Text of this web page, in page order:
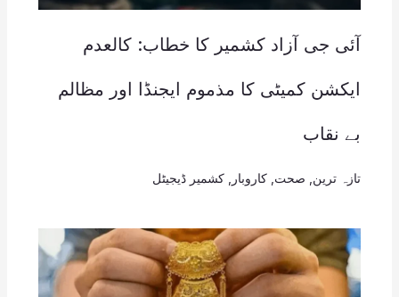
آئی جی آزاد کشمیر کا خطاب: کالعدم
ایکشن کمیٹی کا مذموم ایجنڈا اور مظالم
بے نقاب
تازہ ترین صحت کاروبار کشمیر ڈیجیٹل